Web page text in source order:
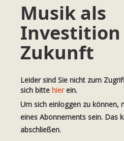
Musik als
Investition
Zukunft
Leider sind Sie nicht zum
sich bitte hierein.
Um sich einloggen zu können,
eines Abonnements sein. Das
abschließen.